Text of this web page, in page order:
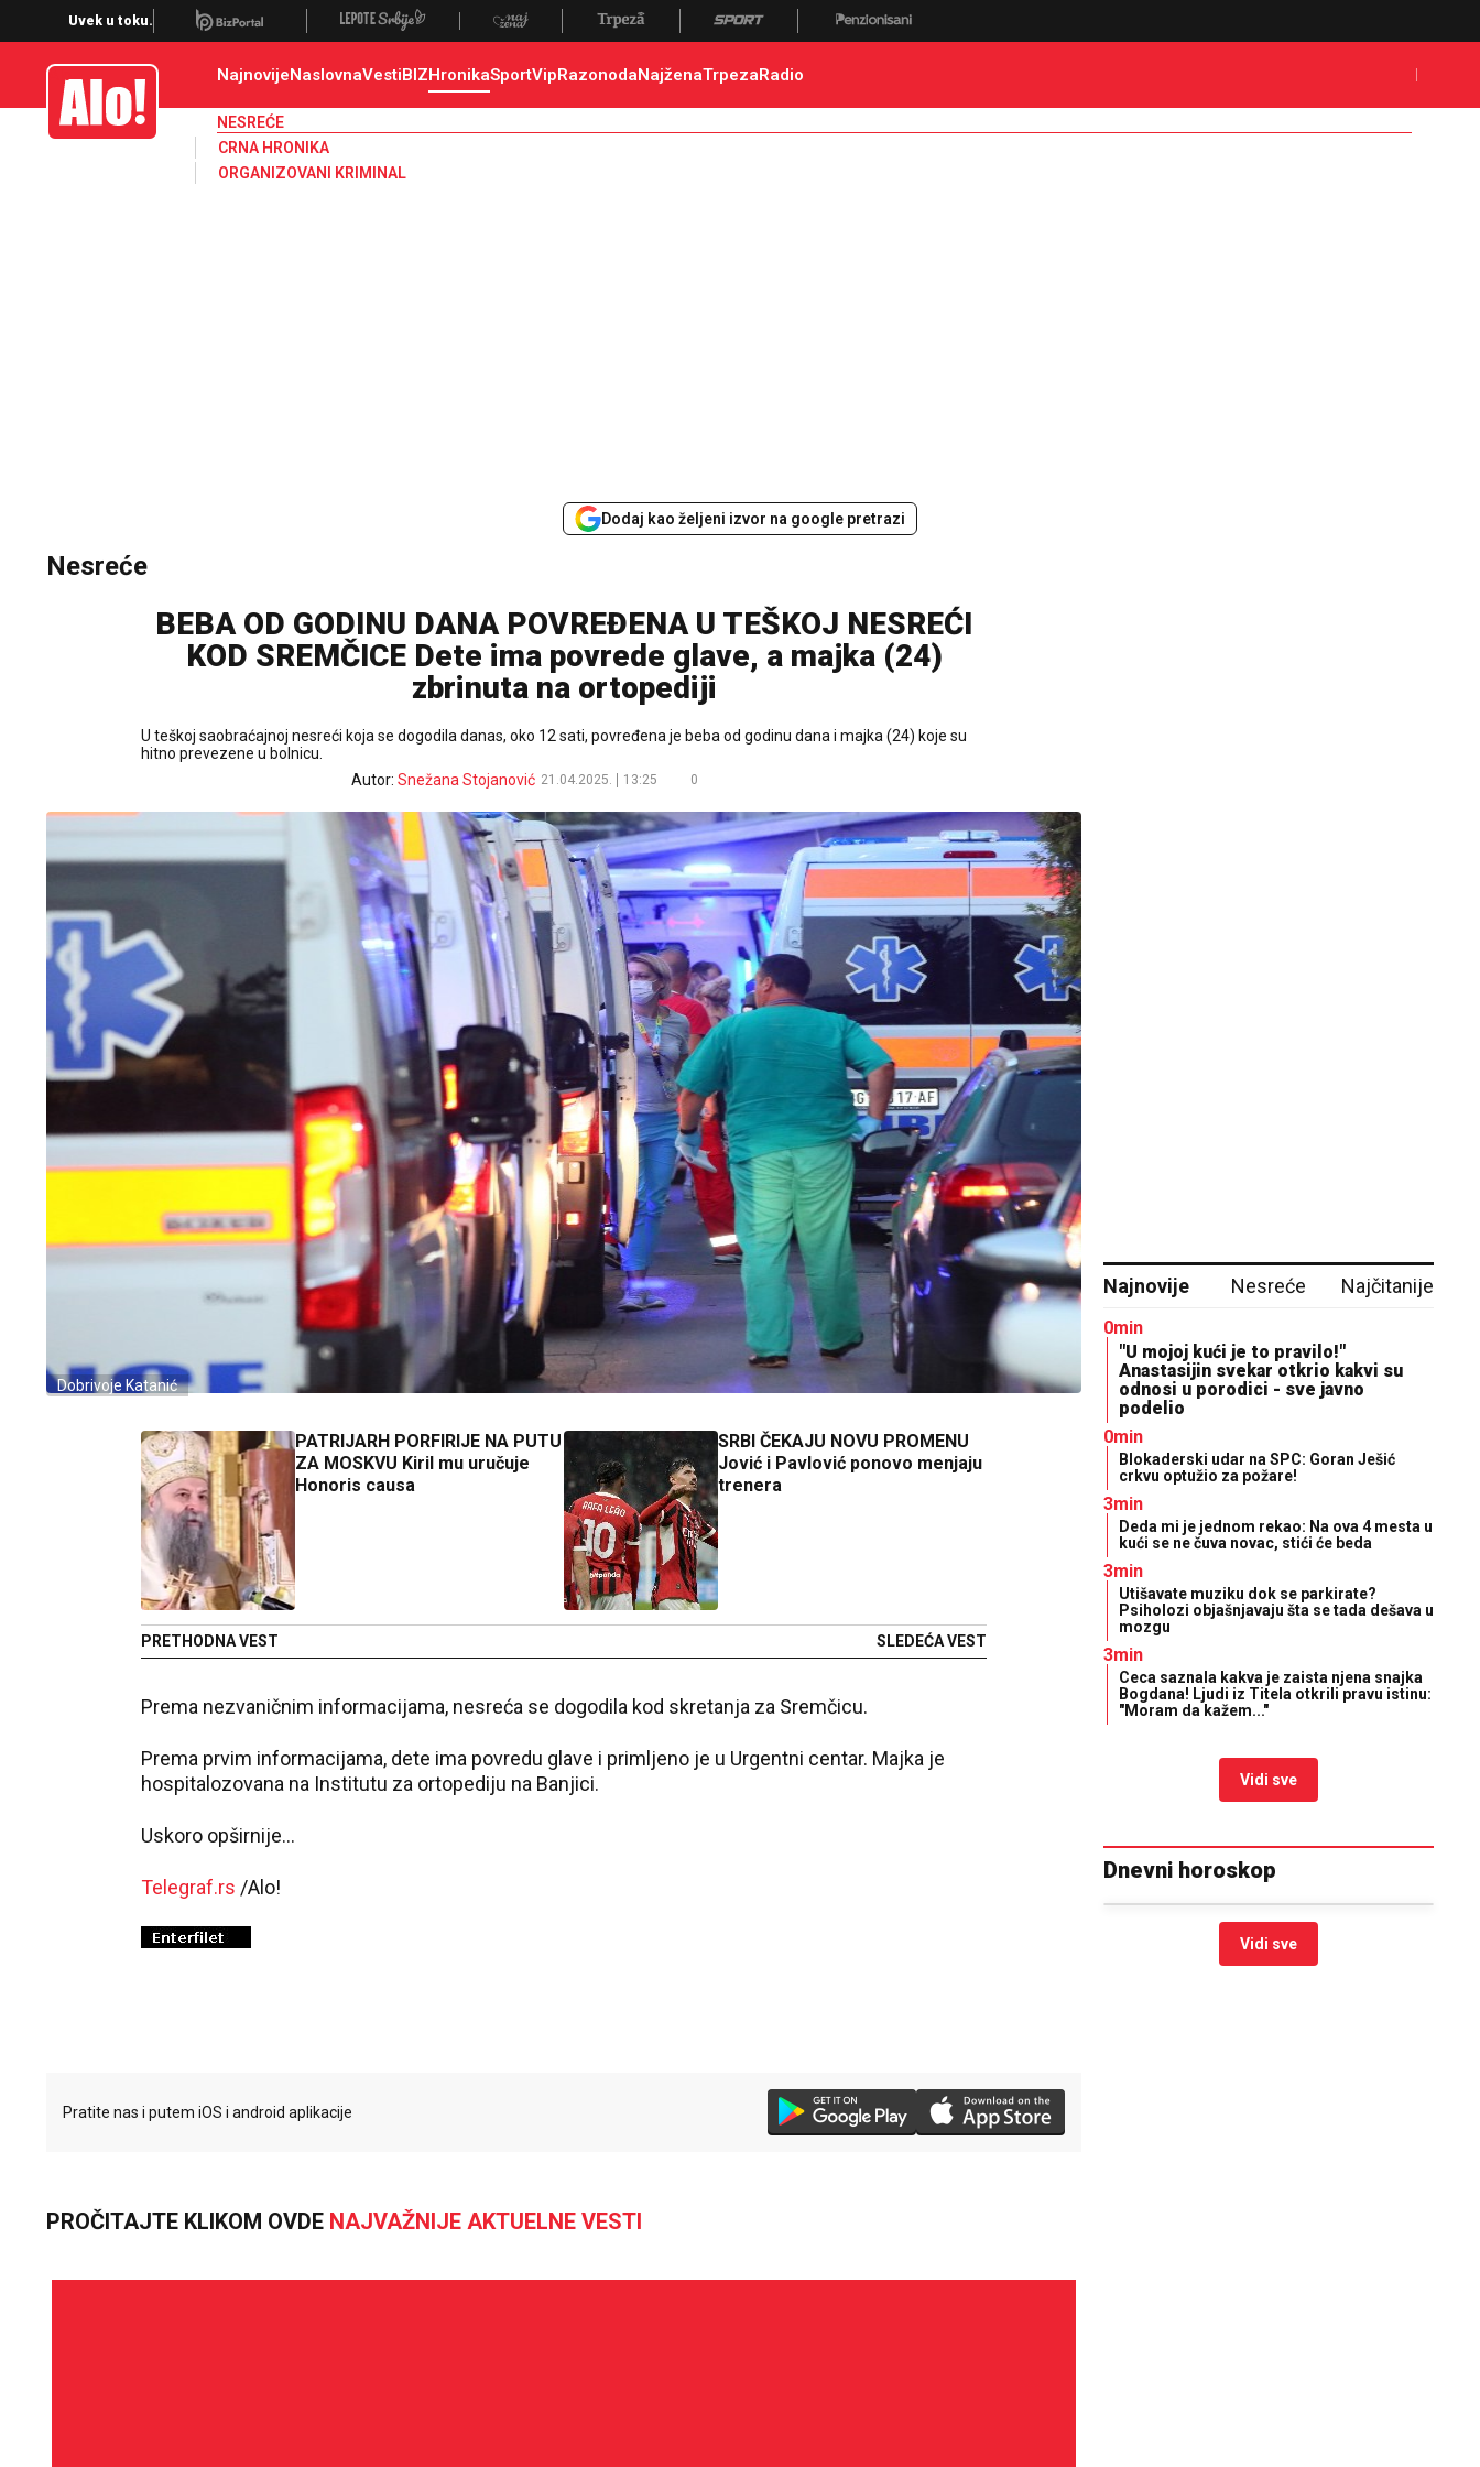
Nesreća, tragedija, saobraćajna nesreća, nesreća na radu, poginuo, povređen, nastradao
Uvek u toku.
Alo NajnovijeNaslovnaVestiBIZHronikaSportVipRazonodaNajženaTrpezaRadio
NESREĆE
CRNA HRONIKA
ORGANIZOVANI KRIMINAL
Dodaj kao željeni izvor na google pretrazi
Nesreće
BEBA OD GODINU DANA POVREĐENA U TEŠKOJ NESREĆI
KOD SREMČICE Dete ima povrede glave, a majka (24)
zbrinuta na ortopediji
U teškoj saobraćajnoj nesreći koja se dogodila danas, oko 12 sati, povređena je beba od godinu dana i majka (24) koje su
hitno prevezene u bolnicu.
Autor: Snežana Stojanović 21.04.2025. 13:25 0
Dobrivoje Katanić
PATRIJARH PORFIRIJE NA PUTU
ZA MOSKVU Kiril mu uručuje
Honoris causa
PRETHODNA VEST
SRBI ČEKAJU NOVU PROMENU
Jović i Pavlović ponovo menjaju
trenera
SLEDEĆA VEST
Prema nezvaničnim informacijama, nesreća se dogodila kod skretanja za Sremčicu.
Prema prvim informacijama, dete ima povredu glave i primljeno je u Urgentni centar. Majka je
hospitalozovana na Institutu za ortopediju na Banjici.
Uskoro opširnije...
Telegraf.rs /Alo!
Pratite nas i putem iOS i android aplikacije
PROČITAJTE KLIKOM OVDE NAJVAŽNIJE AKTUELNE VESTI
Najnovije Nesreće Najčitanije
0min
"U mojoj kući je to pravilo!"
Anastasijin svekar otkrio kakvi su
odnosi u porodici - sve javno
podelio
0min
Blokaderski udar na SPC: Goran Ješić
crkvu optužio za požare!
3min
Deda mi je jednom rekao: Na ova 4 mesta u
kući se ne čuva novac, stići će beda
3min
Utišavate muziku dok se parkirate?
Psiholozi objašnjavaju šta se tada dešava u
mozgu
3min
Ceca saznala kakva je zaista njena snajka
Bogdana! Ljudi iz Titela otkrili pravu istinu:
"Moram da kažem..."
Vidi sve
Dnevni horoskop
Vidi sve